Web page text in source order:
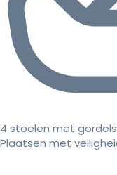
4 stoelen met gordels
Plaatsen met